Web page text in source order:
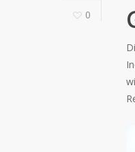
0